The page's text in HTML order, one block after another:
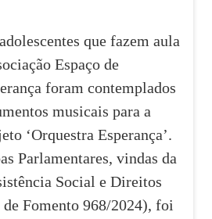
que fazem aula
Espaço de
foram contemplados
musicais para a
‘Orquestra Esperança’.
Parlamentares, vindas da
Social e Direitos
Fomento 968/2024), foi